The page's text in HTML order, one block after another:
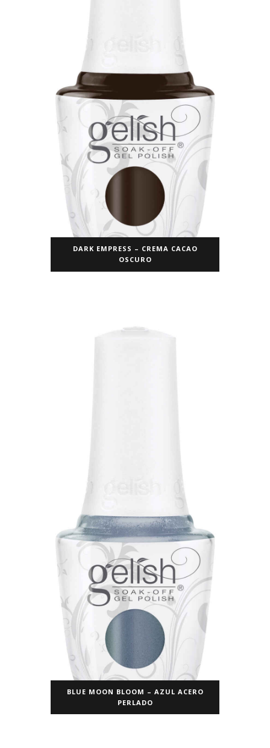
DARK EMPRESS – CREMA CACAO
OSCURO
BLUE MOON BLOOM – AZUL ACERO
PERLADO